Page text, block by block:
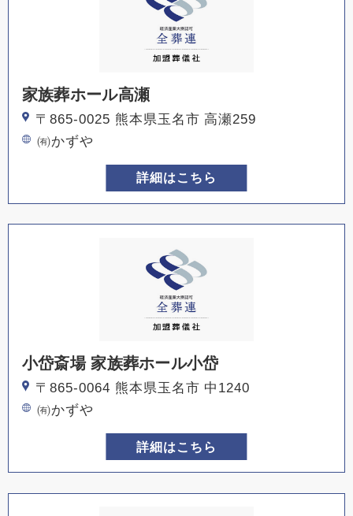
家族葬ホール高瀬
〒865-0025 熊本県玉名市 高瀬259
㈲かずや
詳細はこちら
小岱斎場 家族葬ホール小岱
〒865-0064 熊本県玉名市 中1240
㈲かずや
詳細はこちら